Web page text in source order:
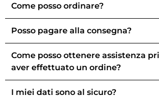
Come posso ordinare?
Posso pagare alla consegna?
Come posso ottenere assistenza
aver effettuato un ordine?
I miei dati sono al sicuro?